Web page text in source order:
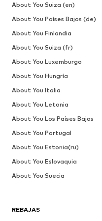
REBAJAS
About You Suiza (en)
About You Países Bajos (de)
About You Finlandia
About You Suiza (fr)
About You Luxemburgo
About You Hungría
About You Italia
About You Letonia
About You Los Países Bajos
About You Portugal
About You Estonia(ru)
About You Eslovaquia
About You Suecia